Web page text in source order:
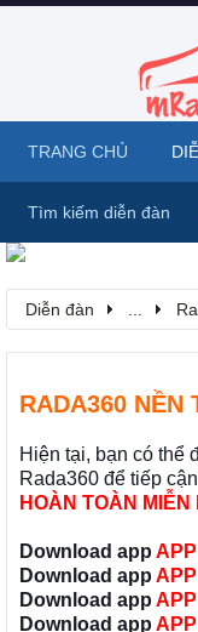
Diễn đàn
RADA360 NỀN
Hiện tại, bạn có thể
Rada360 để tiếp
HOÀN TOÀN
Download app
Download app
Download app
Download app
TRANG CHỦ
Tìm kiếm diễn đàn